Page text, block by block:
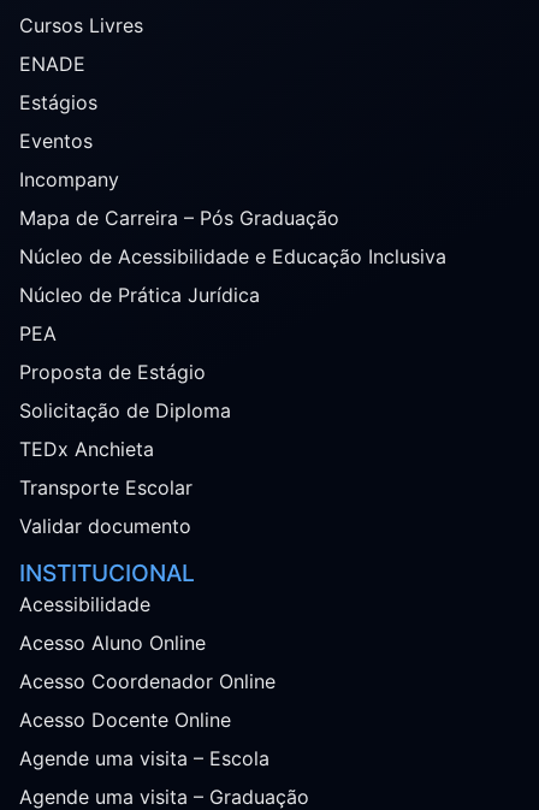
Cursos Livres
ENADE
Estágios
Eventos
Incompany
Mapa de Carreira – Pós Graduação
Núcleo de Acessibilidade e Educação Inclusiva
Núcleo de Prática Jurídica
PEA
Proposta de Estágio
Solicitação de Diploma
TEDx Anchieta
Transporte Escolar
Validar documento
INSTITUCIONAL
Acessibilidade
Acesso Aluno Online
Acesso Coordenador Online
Acesso Docente Online
Agende uma visita – Escola
Agende uma visita – Graduação